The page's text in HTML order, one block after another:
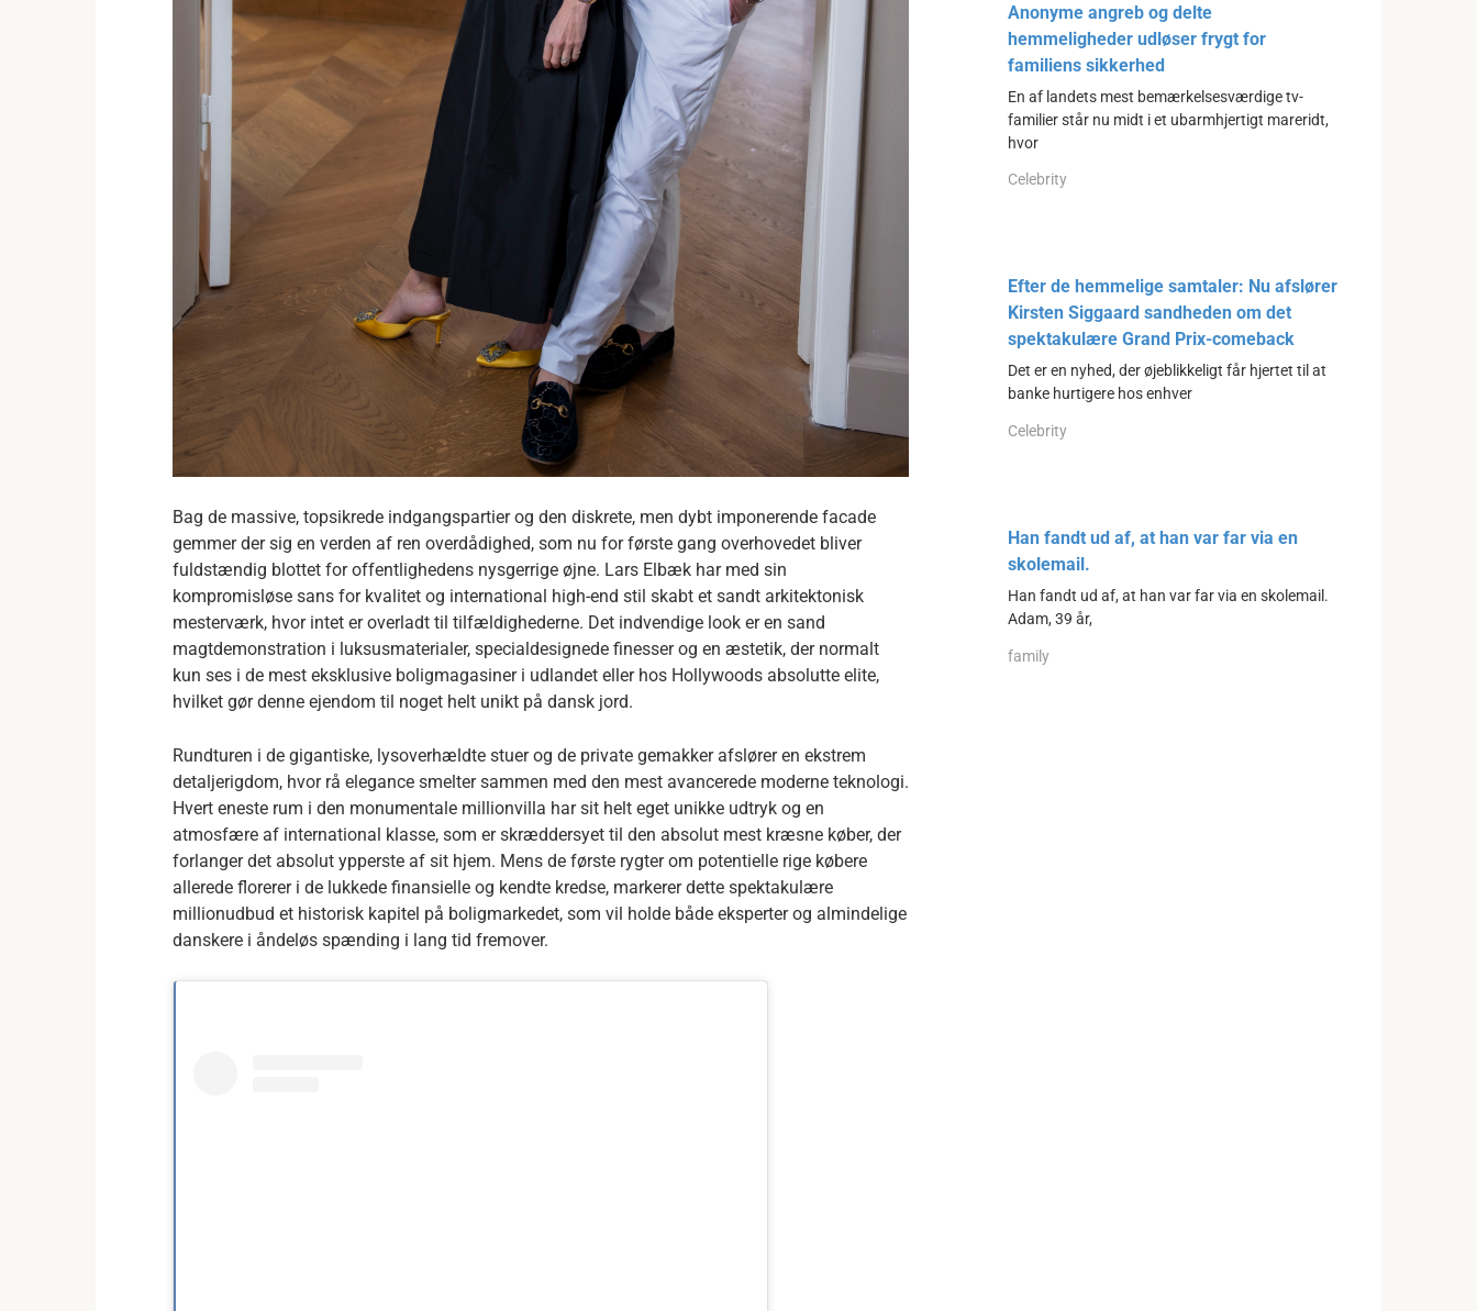
Bag de massive, topsikrede indgangspartier og den diskrete, men dybt imponerende facade
gemmer der sig en verden af ren overdådighed, som nu for første gang overhovedet bliver
fuldstændig blottet for offentlighedens nysgerrige øjne. Lars Elbæk har med sin
kompromisløse sans for kvalitet og international high-end stil skabt et sandt arkitektonisk
mesterværk, hvor intet er overladt til tilfældighederne. Det indvendige look er en sand
magtdemonstration i luksusmaterialer, specialdesignede finesser og en æstetik, der normalt
kun ses i de mest eksklusive boligmagasiner i udlandet eller hos Hollywoods absolutte elite,
hvilket gør denne ejendom til noget helt unikt på dansk jord.
Rundturen i de gigantiske, lysoverhældte stuer og de private gemakker afslører en ekstrem
detaljerigdom, hvor rå elegance smelter sammen med den mest avancerede moderne teknologi.
Hvert eneste rum i den monumentale millionvilla har sit helt eget unikke udtryk og en
atmosfære af international klasse, som er skræddersyet til den absolut mest kræsne køber, der
forlanger det absolut ypperste af sit hjem. Mens de første rygter om potentielle rige købere
allerede florerer i de lukkede finansielle og kendte kredse, markerer dette spektakulære
millionudbud et historisk kapitel på boligmarkedet, som vil holde både eksperter og almindelige
danskere i åndeløs spænding i lang tid fremover.
Anonyme angreb og delte
hemmeligheder udløser frygt for
familiens sikkerhed
En af landets mest bemærkelsesværdige tv-
familier står nu midt i et ubarmhjertigt mareridt,
hvor
Celebrity
Efter de hemmelige samtaler: Nu afslører
Kirsten Siggaard sandheden om det
spektakulære Grand Prix-comeback
Det er en nyhed, der øjeblikkeligt får hjertet til at
banke hurtigere hos enhver
Celebrity
Han fandt ud af, at han var far via en
skolemail.
Han fandt ud af, at han var far via en skolemail.
Adam, 39 år,
family